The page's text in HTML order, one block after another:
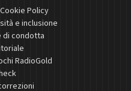
Cookie Policy
e inclusione
di condotta
RadioGold